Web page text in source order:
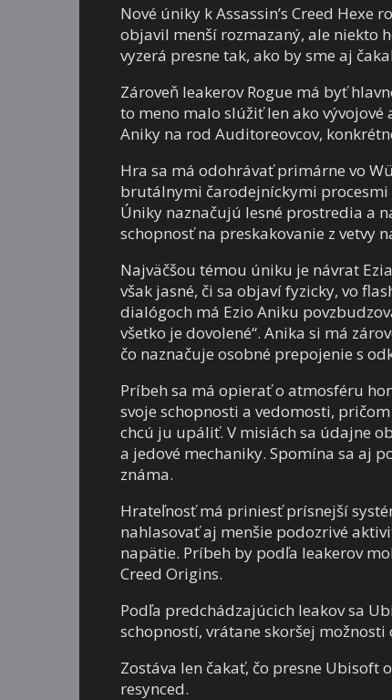
Nové úniky k Assassin’s Creed
objavil menší rozmazaný, ale niekto
vyzerá presne tak, ako by sme aj
Zároveň leakerov Rogue má byť
to meno malo slúžiť len ako
Aniky na rod Auditoreovcov,
Hra sa má odohrávať primárne vo
brutálnymi čarodejníckymi procesmi
Úniky naznačujú lesné prostredia a
schopnosť na preskakovanie z vetvy
Najväčšou témou úniku je návrat
však jasné, či sa objaví fyzicky, vo
dialógoch má Ezio Aniku
všetko je dovolené“. Anika si má
čo naznačuje osobné prepojenie s
Príbeh sa má opierať o atmosféru
svoje schopnosti a vedomosti,
chcú ju upáliť. V misiách sa údajne
a jedové mechaniky. Spomína sa aj
známa.
Hrateľnosť má priniesť prísnejší
nahlasovať aj menšie podozrivé
napätie. Príbeh by podľa leakerov
Creed Origins.
Podľa predchádzajúcich leakov sa
schopností, vrátane skoršej
Zostáva len čakať, čo presne Ubisoft
resynced.